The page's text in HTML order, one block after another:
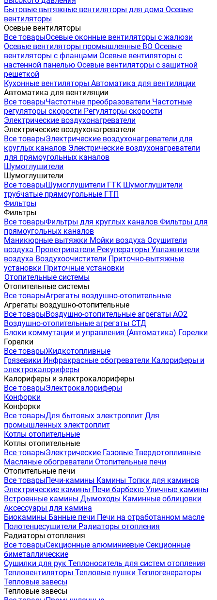
Бытовые вытяжные вентиляторы для дома Осевые
вентиляторы
Осевые вентиляторы
Все товарыОсевые оконные вентиляторы с жалюзи
Осевые вентиляторы промышленные ВО Осевые
вентиляторы с фланцами Осевые вентиляторы с
настенной панелью Осевые вентиляторы с защитной
решеткой
Кухонные вентиляторы Автоматика для вентиляции
Автоматика для вентиляции
Все товарыЧастотные преобразователи Частотные
регуляторы скорости Регуляторы скорости
Электрические воздухонагреватели
Электрические воздухонагреватели
Все товарыЭлектрические воздухонагреватели для
круглых каналов Электрические воздухонагреватели
для прямоугольных каналов
Шумоглушители
Шумоглушители
Все товарыШумоглушители ГТК Шумоглушители
трубчатые прямоугольные ГТП
Фильтры
Фильтры
Все товарыФильтры для круглых каналов Фильтры для
прямоугольных каналов
Маникюрные вытяжки Мойки воздуха Осушители
воздуха Проветриватели Рекуператоры Увлажнители
воздуха Воздухоочистители Приточно-вытяжные
установки Приточные установки
Отопительные системы
Отопительные системы
Все товарыАгрегаты воздушно-отопительные
Агрегаты воздушно-отопительные
Все товарыВоздушно-отопительные агрегаты АО2
Воздушно-отопительные агрегаты СТД
Блоки коммутации и управления (Автоматика) Горелки
Горелки
Все товарыЖидкотопливные
Грязевики Инфракрасные обогреватели Калориферы и
электрокалориферы
Калориферы и электрокалориферы
Все товарыЭлектрокалориферы
Конфорки
Конфорки
Все товарыДля бытовых электроплит Для
промышленных электроплит
Котлы отопительные
Котлы отопительные
Все товарыЭлектрические Газовые Твердотопливные
Масляные обогреватели Отопительные печи
Отопительные печи
Все товарыПечи-камины Камины Топки для каминов
Электрические камины Печи барбекю Уличные камины
Встроенные камины Дымоходы Каминные облицовки
Аксессуары для камина
Биокамины Банные печи Печи на отработанном масле
Полотенцесушители Радиаторы отопления
Радиаторы отопления
Все товарыСекционные алюминиевые Секционные
биметаллические
Сушилки для рук Теплоноситель для систем отопления
Тепловентиляторы Тепловые пушки Теплогенераторы
Тепловые завесы
Тепловые завесы